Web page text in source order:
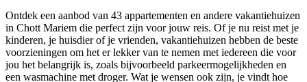
Ontdek een aanbod van 43 appartementen en andere vakantiehuizen
in Chott Mariem die perfect zijn voor jouw reis. Of je nu reist met je
kinderen, je huisdier of je vrienden, vakantiehuizen hebben de beste
voorzieningen om het er lekker van te nemen met iedereen die voor
jou het belangrijk is, zoals bijvoorbeeld parkeermogelijkheden en
een wasmachine met droger. Wat je wensen ook zijn, je vindt hoe